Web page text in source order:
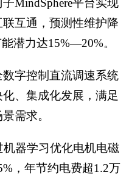
MindSphere平台实现
互通，预测性维护降
潜力达15%—20%。
字控制直流调速系统
、集成化发展，满足
需求。
器学习优化电机电磁
，年节约电费超1.2万